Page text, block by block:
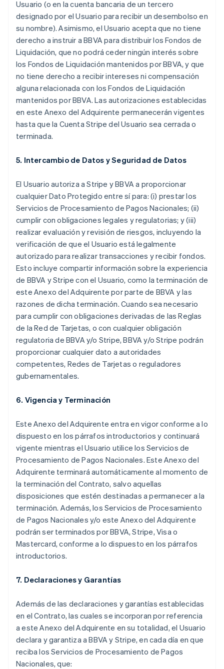
Usuario (o en la cuenta bancaria de un tercero
designado por el Usuario para recibir un desembolso en
su nombre). Asimismo, el Usuario acepta que no tiene
derecho a instruir a BBVA para distribuir los Fondos de
Liquidación, que no podrá ceder ningún interés sobre
los Fondos de Liquidación mantenidos por BBVA, y que
no tiene derecho a recibir intereses ni compensación
alguna relacionada con los Fondos de Liquidación
mantenidos por BBVA. Las autorizaciones establecidas
en este Anexo del Adquirente permanecerán vigentes
hasta que la Cuenta Stripe del Usuario sea cerrada o
terminada.
5. Intercambio de Datos y Seguridad de Datos
El Usuario autoriza a Stripe y BBVA a proporcionar
cualquier Dato Protegido entre sí para: (i) prestar los
Servicios de Procesamiento de Pagos Nacionales; (ii)
cumplir con obligaciones legales y regulatorias; y (iii)
realizar evaluación y revisión de riesgos, incluyendo la
verificación de que el Usuario está legalmente
autorizado para realizar transacciones y recibir fondos.
Esto incluye compartir información sobre la experiencia
de BBVA y Stripe con el Usuario, como la terminación de
este Anexo del Adquirente por parte de BBVA y las
razones de dicha terminación. Cuando sea necesario
para cumplir con obligaciones derivadas de las Reglas
de la Red de Tarjetas, o con cualquier obligación
regulatoria de BBVA y/o Stripe, BBVA y/o Stripe podrán
proporcionar cualquier dato a autoridades
competentes, Redes de Tarjetas o reguladores
gubernamentales.
6. Vigencia y Terminación
Este Anexo del Adquirente entra en vigor conforme a lo
dispuesto en los párrafos introductorios y continuará
vigente mientras el Usuario utilice los Servicios de
Procesamiento de Pagos Nacionales. Este Anexo del
Adquirente terminará automáticamente al momento de
la terminación del Contrato, salvo aquellas
disposiciones que estén destinadas a permanecer a la
terminación. Además, los Servicios de Procesamiento
de Pagos Nacionales y/o este Anexo del Adquirente
podrán ser terminados por BBVA, Stripe, Visa o
Mastercard, conforme a lo dispuesto en los párrafos
introductorios.
7. Declaraciones y Garantías
Además de las declaraciones y garantías establecidas
en el Contrato, las cuales se incorporan por referencia
a este Anexo del Adquirente en su totalidad, el Usuario
declara y garantiza a BBVA y Stripe, en cada día en que
reciba los Servicios de Procesamiento de Pagos
Nacionales, que: